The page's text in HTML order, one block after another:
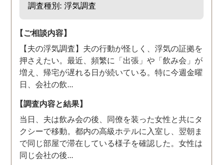
調査種別: 浮気調査
【ご相談内容】
【夫の浮気調査】夫の行動が怪しく、浮気の証拠を
押さえたい。最近、頻繁に「出張」や「飲み会」が
増え、帰宅が遅れる日が続いている。特に今週金曜
日、会社の飲...
【調査内容と結果】
当日、夫は飲み会の後、同僚を装った女性と共にタ
クシーで移動。都内の高級ホテルに入室し、翌朝ま
で同じ部屋で滞在している様子を確認した。女性は
同じ会社の後...